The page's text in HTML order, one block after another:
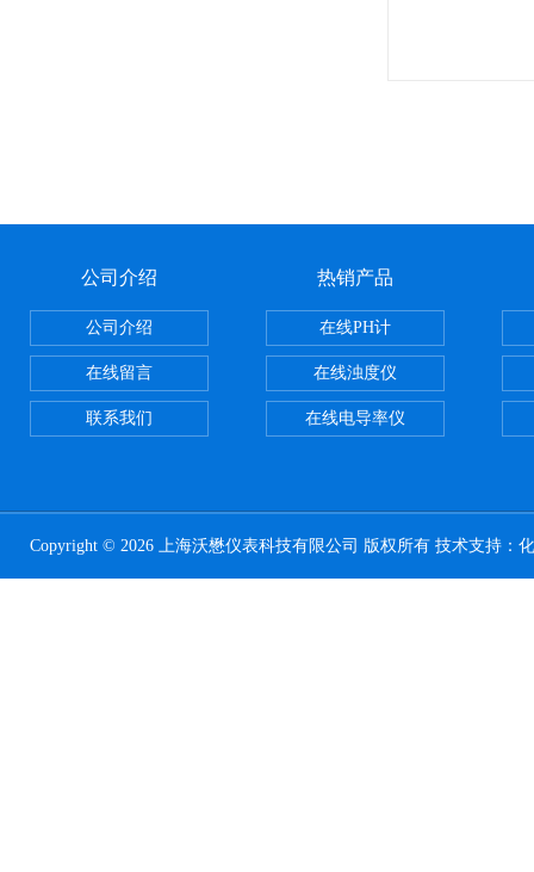
公司介绍
公司介绍
在线留言
联系我们
热销产品
在线PH计
在线浊度仪
在线电导率仪
Copyright © 2026 上海沃懋仪表科技有限公司 版权所有 技术支持：